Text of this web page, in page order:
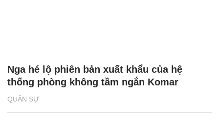
QUÂN SỰ
Nga hé lộ phiên bản xuất khẩu của hệ
thống phòng không tầm ngắn Komar